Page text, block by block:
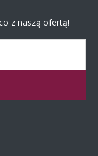
z naszą ofertą!